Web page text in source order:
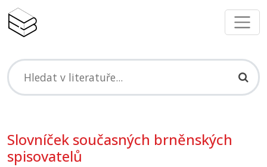
Slovníček současných brněnských
spisovatelů